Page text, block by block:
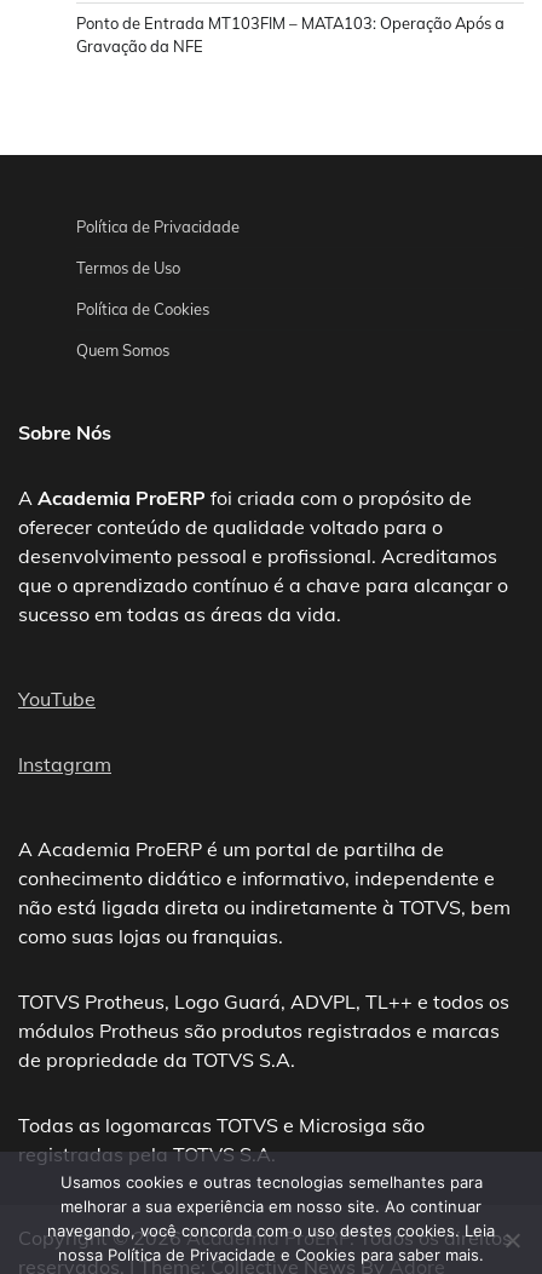
Ponto de Entrada MT103FIM – MATA103: Operação Após a
Gravação da NFE
Política de Privacidade
Termos de Uso
Política de Cookies
Quem Somos
Sobre Nós
A Academia ProERP foi criada com o propósito de
oferecer conteúdo de qualidade voltado para o
desenvolvimento pessoal e profissional. Acreditamos
que o aprendizado contínuo é a chave para alcançar o
sucesso em todas as áreas da vida.
YouTube
Instagram
A Academia ProERP é um portal de partilha de
conhecimento didático e informativo, independente e
não está ligada direta ou indiretamente à TOTVS, bem
como suas lojas ou franquias.
TOTVS Protheus, Logo Guará, ADVPL, TL++ e todos os
módulos Protheus são produtos registrados e marcas
de propriedade da TOTVS S.A.
Todas as logomarcas TOTVS e Microsiga são
registradas pela TOTVS S.A.
Copyright © 2026Academia ProERP. Todos os direitos
reservados. | Theme: Collective News ByAdore
Usamos cookies e outras tecnologias semelhantes para
melhorar a sua experiência em nosso site. Ao continuar
navegando, você concorda com o uso destes cookies. Leia
nossa Política de Privacidade e Cookies para saber mais.